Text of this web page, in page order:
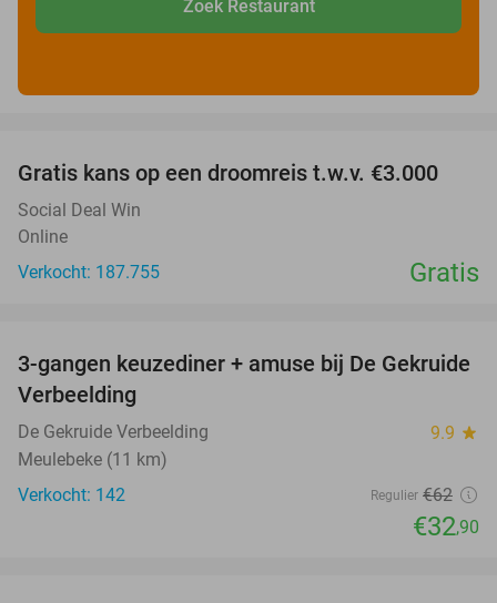
Zoek Restaurant
Gratis kans op een droomreis t.w.v. €3.000
Social Deal Win
Online
Verkocht: 187.755
Gratis
47%
3-gangen keuzediner + amuse bij De Gekruide
Verbeelding
De Gekruide Verbeelding 9.9 star
Meulebeke (11 km)
Verkocht: 142
Regulier €62
€32,90